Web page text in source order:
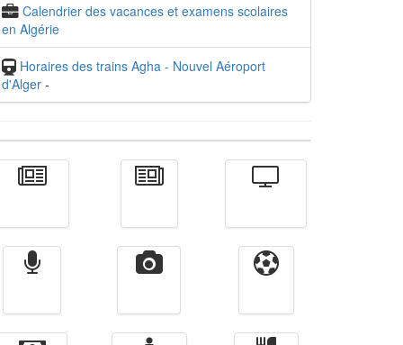
Calendrier des vacances et examens scolaires
en Algérie
Horaires des trains Agha - Nouvel Aéroport
d'Alger -